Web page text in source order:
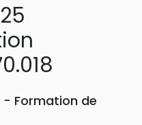
- Formation de